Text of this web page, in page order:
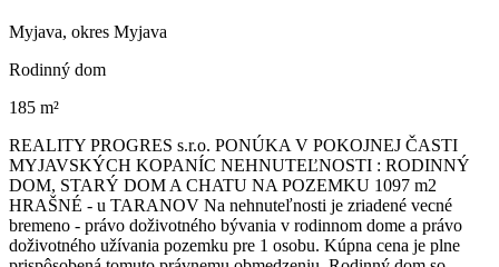
Myjava, okres Myjava
Rodinný dom
185 m²
REALITY PROGRES s.r.o. PONÚKA V POKOJNEJ ČASTI
MYJAVSKÝCH KOPANÍC NEHNUTEĽNOSTI : RODINNÝ
DOM, STARÝ DOM A CHATU NA POZEMKU 1097 m2
HRAŠNÉ - u TARANOV Na nehnuteľnosti je zriadené vecné
bremeno - právo doživotného bývania v rodinnom dome a právo
doživotného užívania pozemku pre 1 osobu. Kúpna cena je plne